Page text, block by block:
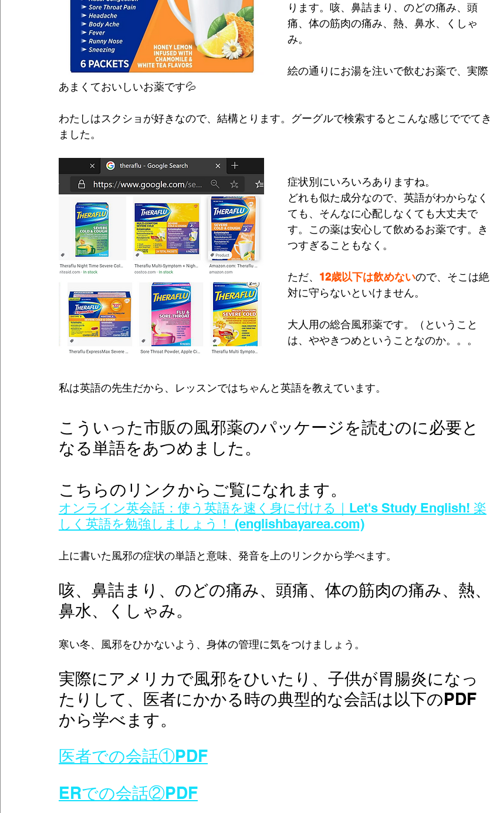
ります。咳、鼻詰まり、のどの痛み、頭
痛、体の筋肉の痛み、熱、鼻水、くしゃ
み。
絵の通りにお湯を注いで飲むお薬で、実際
あまくておいしいお薬です💦
わたしはスクショが好きなので、結構とります。グーグルで検索するとこんな感じででてき
ました。
症状別にいろいろありますね。
どれも似た成分なので、英語がわからなく
ても、そんなに心配しなくても大丈夫で
す。この薬は安心して飲めるお薬です。き
つすぎることもなく。
ただ、 12歳以下は飲めないので、そこは絶
対に守らないといけません。
大人用の総合風邪薬です。（ということ
は、ややきつめということなのか。。。
私は英語の先生だから、レッスンではちゃんと英語を教えています。
こういった市販の風邪薬のパッケージを読むのに必要と
なる単語をあつめました。
こちらのリンクからご覧になれます。
オンライン英会話：使う英語を速く身に付ける｜Let's Study English! 楽
しく英語を勉強しましょう！ (englishbayarea.com)
上に書いた風邪の症状の単語と意味、発音を上のリンクから学べます。
咳、鼻詰まり、のどの痛み、頭痛、体の筋肉の痛み、熱、
鼻水、くしゃみ。
寒い冬、風邪をひかないよう、身体の管理に気をつけましょう。
実際にアメリカで風邪をひいたり、子供が胃腸炎になっ
たりして、医者にかかる時の典型的な会話は以下のPDF
から学べます。
医者での会話①PDF
ERでの会話②PDF